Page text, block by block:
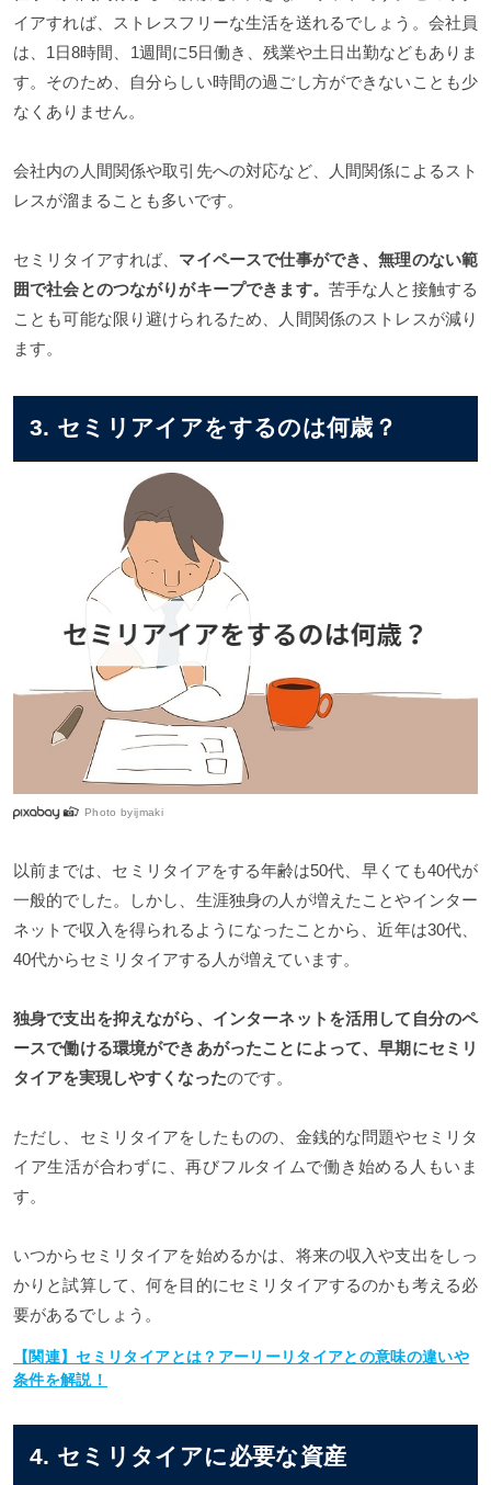
イアすれば、ストレスフリーな生活を送れるでしょう。会社員
は、1日8時間、1週間に5日働き、残業や土日出勤などもありま
す。そのため、自分らしい時間の過ごし方ができないことも少
なくありません。
会社内の人間関係や取引先への対応など、人間関係によるスト
レスが溜まることも多いです。
セミリタイアすれば、 マイペースで仕事ができ、無理のない範
囲で社会とのつながりがキープできます。 苦手な人と接触する
ことも可能な限り避けられるため、人間関係のストレスが減り
ます。
3. セミリアイアをするのは何歳？
Photo byijmaki
以前までは、セミリタイアをする年齢は50代、早くても40代が
一般的でした。しかし、生涯独身の人が増えたことやインター
ネットで収入を得られるようになったことから、近年は30代、
40代からセミリタイアする人が増えています。
独身で支出を抑えながら、インターネットを活用して自分のペ
ースで働ける環境ができあがったことによって、早期にセミリ
タイアを実現しやすくなったのです。
ただし、セミリタイアをしたものの、金銭的な問題やセミリタ
イア生活が合わずに、再びフルタイムで働き始める人もいま
す。
いつからセミリタイアを始めるかは、将来の収入や支出をしっ
かりと試算して、何を目的にセミリタイアするのかも考える必
要があるでしょう。
【関連】セミリタイアとは？アーリーリタイアとの意味の違いや
条件を解説！
4. セミリタイアに必要な資産